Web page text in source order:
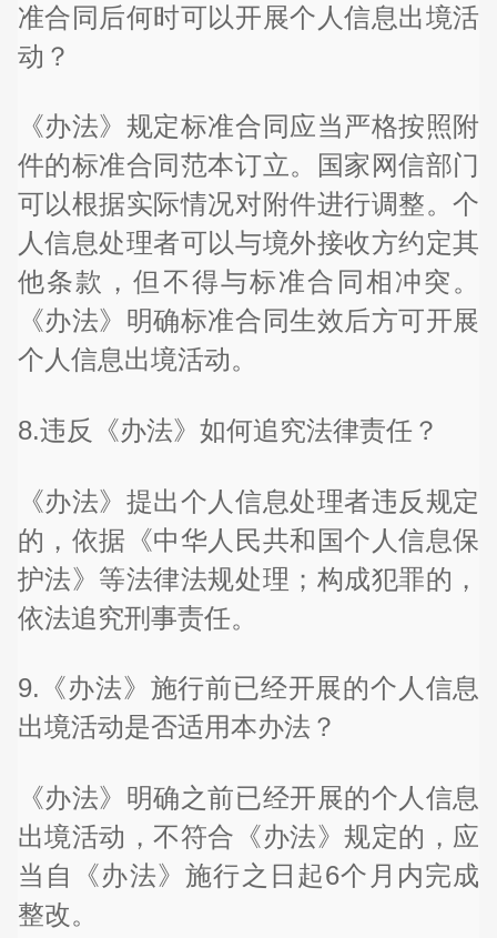
准合同后何时可以开展个人信息出境活
动？
《办法》规定标准合同应当严格按照附
件的标准合同范本订立。国家网信部门
可以根据实际情况对附件进行调整。个
人信息处理者可以与境外接收方约定其
他条款，但不得与标准合同相冲突。
《办法》明确标准合同生效后方可开展
个人信息出境活动。
8.违反《办法》如何追究法律责任？
《办法》提出个人信息处理者违反规定
的，依据《中华人民共和国个人信息保
护法》等法律法规处理；构成犯罪的，
依法追究刑事责任。
9.《办法》施行前已经开展的个人信息
出境活动是否适用本办法？
《办法》明确之前已经开展的个人信息
出境活动，不符合《办法》规定的，应
当自《办法》施行之日起6个月内完成
整改。